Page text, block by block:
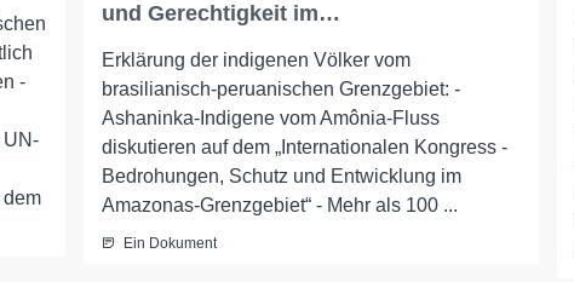
-
UN-
und Gerechtigkeit im…
Erklärung der indigenen Völker vom
brasilianisch-peruanischen Grenzgebiet: -
Ashaninka-Indigene vom Amônia-Fluss
diskutieren auf dem „Internationalen Kongress -
Bedrohungen, Schutz und Entwicklung im
Amazonas-Grenzgebiet“ - Mehr als 100 ...
Ein Dokument